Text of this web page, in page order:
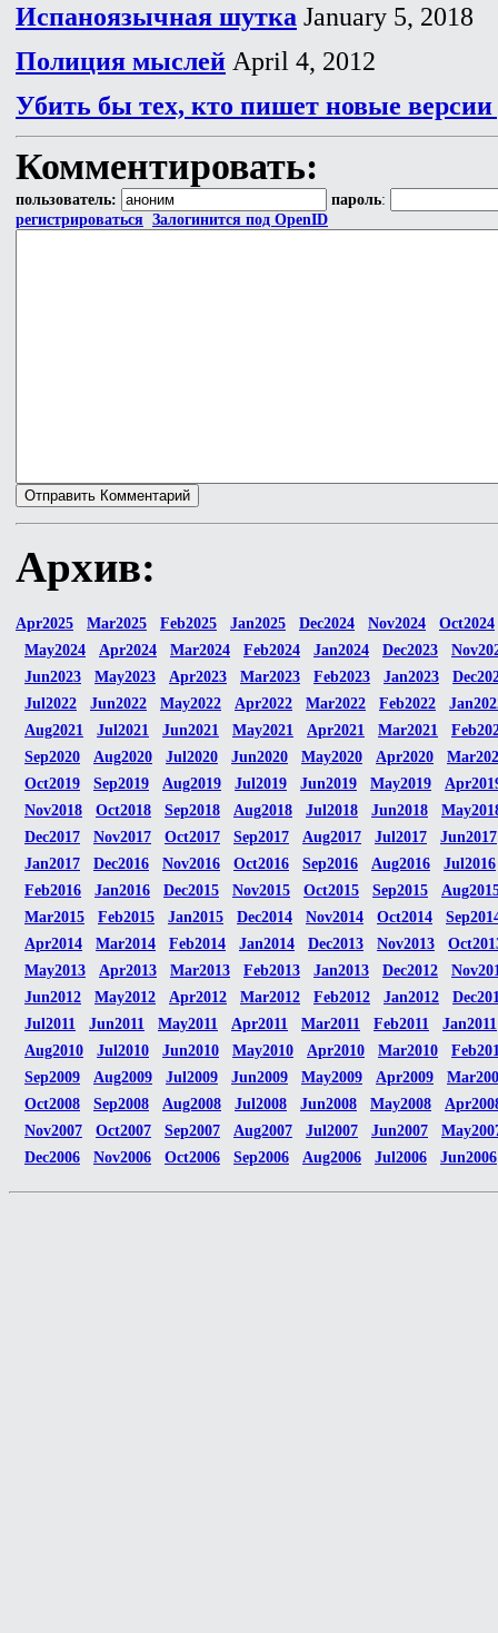
Испаноязычная шутка January 5, 2018
Полиция мыслей April 4, 2012
Убить бы тех, кто пишет новые версии
Комментировать:
пользователь: пароль:
регистрироваться Залогинится под OpenID
Архив:
Apr2025 Mar2025 Feb2025 Jan2025 Dec2024 Nov2024
Oct2024
May2024
Apr2024 Mar2024 Feb2024 Jan2024 Dec2023
Jun2023
May2023 Apr2023 Mar2023 Feb2023 Jan2023
Jul2022
Jun2022 May2022 Apr2022 Mar2022 Feb2022
Aug2021
Jul2021 Jun2021 May2021 Apr2021 Mar2021
Sep2020
Aug2020 Jul2020 Jun2020 May2020 Apr2020
Oct2019
Sep2019 Aug2019 Jul2019 Jun2019 May2019
Nov2018
Oct2018 Sep2018 Aug2018 Jul2018 Jun2018
Dec2017
Nov2017 Oct2017 Sep2017 Aug2017 Jul2017
Jun2017
Jan2017
Dec2016 Nov2016 Oct2016 Sep2016 Aug2016
Jul2016
Feb2016
Jan2016 Dec2015 Nov2015 Oct2015 Sep2015
Mar2015
Feb2015 Jan2015 Dec2014 Nov2014 Oct2014
Apr2014
Mar2014 Feb2014 Jan2014 Dec2013 Nov2013
May2013
Apr2013 Mar2013 Feb2013 Jan2013 Dec2012
Jun2012
May2012 Apr2012 Mar2012 Feb2012 Jan2012
Jul2011
Jun2011 May2011 Apr2011 Mar2011 Feb2011
Jan2011
Aug2010
Jul2010 Jun2010 May2010 Apr2010 Mar2010
Sep2009
Aug2009 Jul2009 Jun2009 May2009 Apr2009
Oct2008
Sep2008 Aug2008 Jul2008 Jun2008 May2008
Nov2007
Oct2007 Sep2007 Aug2007 Jul2007 Jun2007
Dec2006
Nov2006 Oct2006 Sep2006 Aug2006 Jul2006 Jun2006